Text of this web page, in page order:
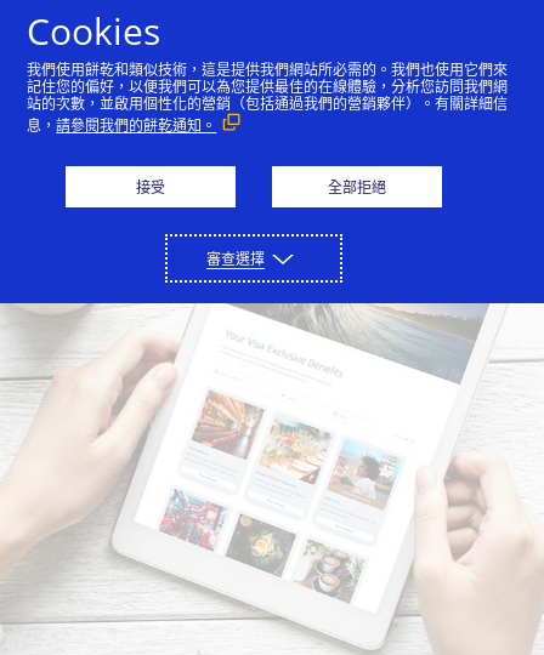
顧客 發卡銀行
Cookies
我們使用餅乾和類似技術，這是提供我們網站所必需的。我們也使用它們來
記住您的偏好，以便我們可以為您提供最佳的在線體驗，分析您訪問我們網
站的次數，並啟用個性化的營銷（包括通過我們的營銷夥伴）。有關詳細信
息，請參閱我們的餅乾通知。
接受 全部拒絕
審查選擇